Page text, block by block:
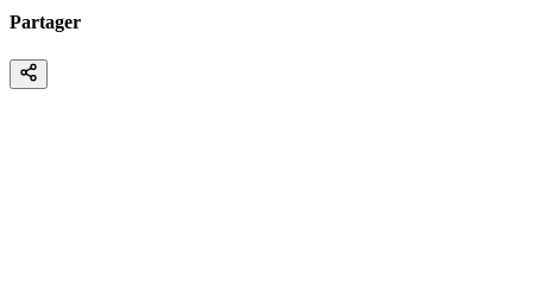
Partager